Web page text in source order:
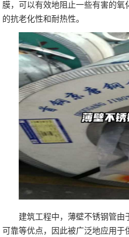
膜，可以有效地阻止一些有害的
的抗老化性和耐热性。
建筑工程中，薄壁不锈钢管
可靠等优点，因此被广泛地应用